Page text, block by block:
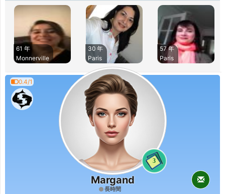
61 年
Monnerville
30 年
Paris
57 年
Paris
0.4/1
3
Margand
長時間